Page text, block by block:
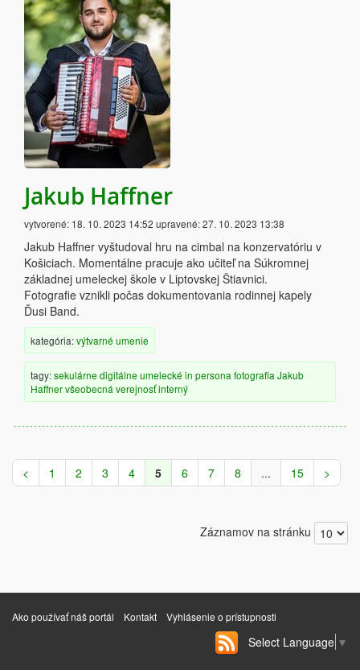
Jakub Haffner
vytvorené: 18. 10. 2023 14:52 upravené:27. 10. 2023 13:38
Jakub Haffner vyštudoval hru na cimbal na konzervatóriu v
Košiciach. Momentálne pracuje ako učiteľ na Súkromnej
základnej umeleckej škole v Liptovskej Štiavnici.
Fotografie vznikli počas dokumentovania rodinnej kapely
Ďusi Band.
kategória:výtvarné umenie
tagy:sekulárne digitálne umelecké in persona fotografia Jakub
Haffnervšeobecná verejnosťinterný
< 1 2 3 4 5 6 7 8 ... 15 >
Záznamov na stránku
Ako používať náš portál Kontakt Vyhlásenie o prístupnosti
Select Language ▼